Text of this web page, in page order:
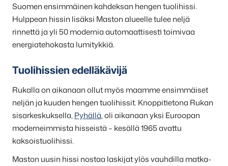
Suomen ensimmäinen kahdeksan hengen tuolihissi.
Hulppean hissin lisäksi Maston alueelle tulee neljä
rinnettä ja yli 50 modernia automaattisesti toimivaa
energiatehokasta lumitykkiä.
Tuolihissien edelläkävijä
Rukalla on aikanaan ollut myös maamme ensimmäiset
neljän ja kuuden hengen tuolihissit. Knoppitietona Rukan
sisarkeskuksella,Pyhällä, oli aikanaan yksi Euroopan
moderneimmista hisseistä – kesällä 1965 avattu
kaksoistuolihissi.
Maston uusin hissi nostaa laskijat ylös vauhdilla matka-